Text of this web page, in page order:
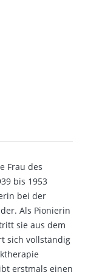
Frau des
bis 1953
bei der
Als Pionierin
sie aus dem
sich vollständig
erstmals einen